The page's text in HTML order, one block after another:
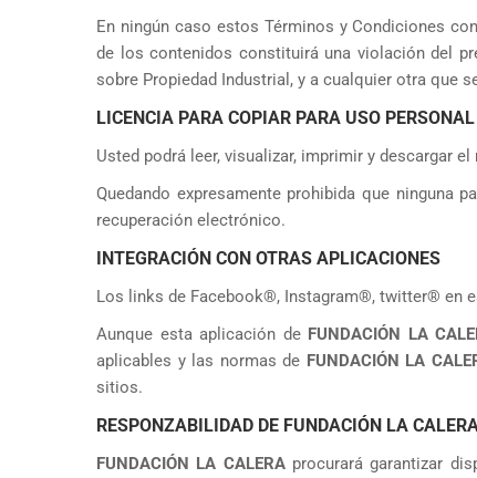
En ningún caso estos Términos y Condiciones
de los contenidos constituirá una violación del
sobre Propiedad Industrial, y a cualquier otra que
LICENCIA PARA COPIAR PARA USO PERSONAL
Usted podrá leer, visualizar, imprimir y descargar
Quedando expresamente prohibida que
recuperación electrónico.
INTEGRACIÓN CON OTRAS APLICACIONES
Los links de Facebook®, Instagram®, twitter® en
Aunque esta aplicación de FUNDACIÓN LA
aplicables y las normas de FUNDACIÓN LA
sitios.
RESPONZABILIDAD DE FUNDACIÓN LA
FUNDACIÓN LA CALERA procurará garantizar